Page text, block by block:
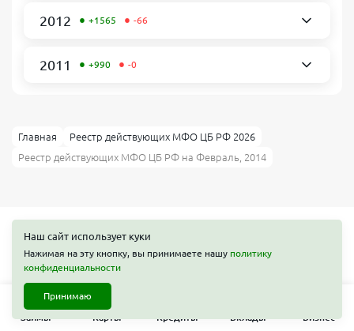
2012 • +1565 • -66
2011 • +990 • -0
Главная
Реестр действующих МФО ЦБ РФ 2026
Реестр действующих МФО ЦБ РФ на Февраль, 2014
Займы
Карты
Займы Карты Кредиты Вклады Бизнес
Наш сайт использует куки
Нажимая на эту кнопку, вы принимаете нашу политику
конфиденциальности
Принимаю